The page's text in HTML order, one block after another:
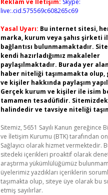
Reklam ve İletişim: Skype:
live:.cid.575569c608265c69
Yasal Uyarı: Bu internet sitesi,
marka, kurum veya şahıs şirketi
bağlantısı bulunmamaktadır.
kendi hazırladığımız makaleler
paylaşılmaktadır. Burada yer
haber niteliği taşımamakta olup,
ve kişiler hakkında paylaşım
Gerçek kurum ve kişiler ile isim
tamamen tesadüfidir.
halindedir ve tavsiye niteliği
Sitemiz, 5651 Sayılı Kanun gereğince
ve İletişim Kurumu (BTK) tarafından
Sağlayıcı olarak hizmet vermektedir.
sitedeki içerikleri proaktif olarak
araştırma yükümlülüğümüz
üyelerimiz yazdıkları içeriklerin
taşımakta olup, siteye üye olarak bu
etmiş sayılırlar.